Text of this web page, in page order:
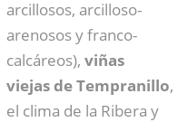
arcillosos, arcilloso-
arenosos y franco-
calcáreos), viñas
viejas de Tempranillo,
el clima de la Ribera y